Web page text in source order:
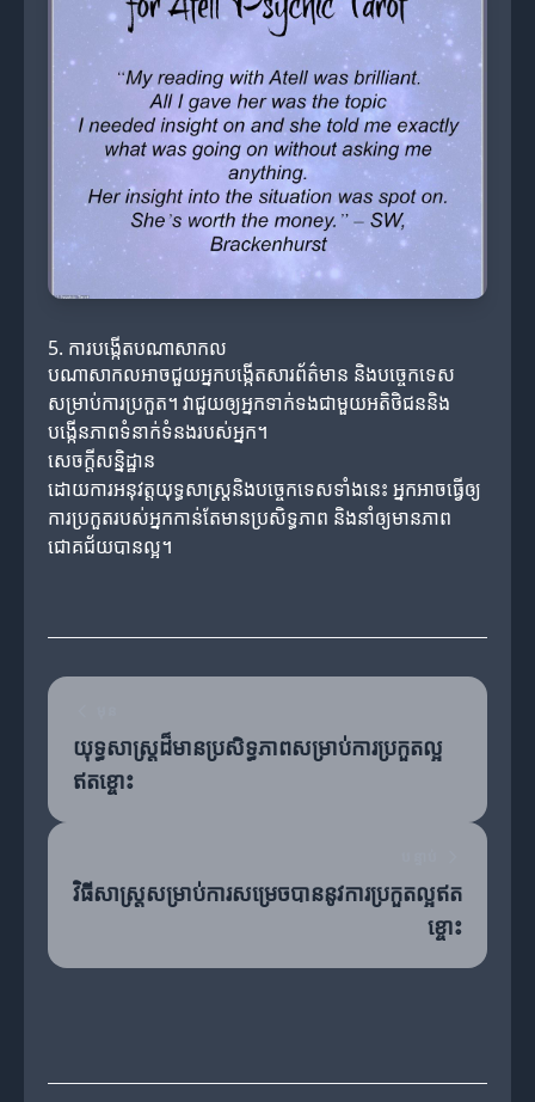
5. ការបង្កើតបណាសាកល
បណាសាកលអាចជួយអ្នកបង្កើតសារព័ត៌មាន និងបច្ចេកទេស
សម្រាប់ការប្រកួត។ វាជួយឲ្យអ្នកទាក់ទងជាមួយអតិថិជននិង
បង្កើនភាពទំនាក់ទំនងរបស់អ្នក។
សេចក្តីសន្និដ្ឋាន
ដោយការអនុវត្តយុទ្ធសាស្ត្រនិងបច្ចេកទេសទាំងនេះ អ្នកអាចធ្វើឲ្យ
ការប្រកួតរបស់អ្នកកាន់តែមានប្រសិទ្ធភាព និងនាំឲ្យមានភាព
ជោគជ័យបានល្អ។
យុទ្ធសាស្ត្រដ៏មានប្រសិទ្ធភាពសម្រាប់ការប្រកួតល្អ
ឥតខ្ចោះ
វិធីសាស្ត្រសម្រាប់ការសម្រេចបាននូវការប្រកួតល្អឥត
ខ្ចោះ